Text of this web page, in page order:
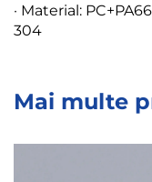
· Material:
304
Mai multe